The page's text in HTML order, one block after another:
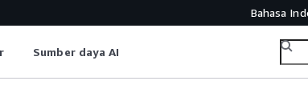
Bahasa
Sumber daya AI